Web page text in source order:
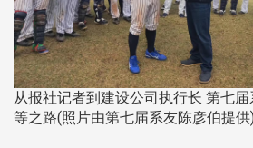
从报社记者到建设公司执行长 第七
等之路(照片由第七届系友陈彦伯提供